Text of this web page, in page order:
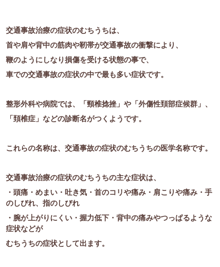
交通事故治療の症状のむちうちは、
首や肩や背中の筋肉や靭帯が交通事故の衝撃により、
鞭のようにしなり損傷を受ける状態の事で、
車での交通事故の症状の中で最も多い症状です。
整形外科や病院では、「頸椎捻挫」や「外傷性頚部症候群」、
「頚椎症」などの診断名がつくようです。
これらの名称は、交通事故の症状のむちうちの医学名称です。
交通事故治療の症状のむちうちの主な症状は、
・頭痛・めまい・吐き気・首のコリや痛み・肩こりや痛み・手
のしびれ、指のしびれ
・腕が上がりにくい・握力低下・背中の痛みやつっぱるような
症状などが
むちうちの症状として出ます。